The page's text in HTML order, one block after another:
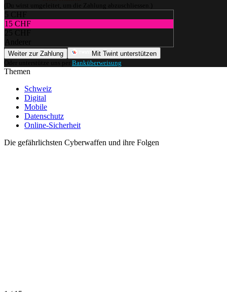
(Du wirst umgeleitet, um die Zahlung abzuschliessen.)
5 CHF
15 CHF
25 CHF
Anderer
Weiter zur Zahlung
Mit Twint unterstützen
Oder unterstütze uns per Banküberweisung
Themen
Schweiz
Digital
Mobile
Datenschutz
Online-Sicherheit
Die gefährlichsten Cyberwaffen und ihre Folgen